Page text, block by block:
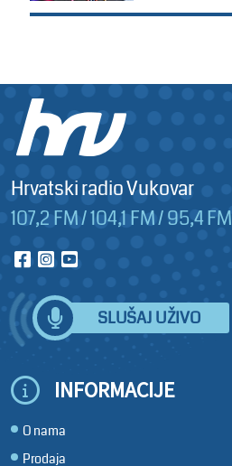
Hrvatski radio Vukovar
107,2 FM / 104,1 FM / 95,4 FM
SLUŠAJ UŽIVO
INFORMACIJE
O nama
Prodaja